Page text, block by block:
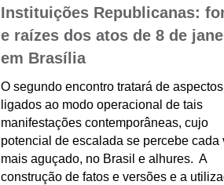
Instituições Republicanas:
e raízes dos atos de 8 de
em Brasília
O segundo encontro tratará de aspectos
ligados ao modo operacional de tais
manifestações contemporâneas, cujo
potencial de escalada se percebe cada
mais aguçado, no Brasil e alhures. A
construção de fatos e versões e a